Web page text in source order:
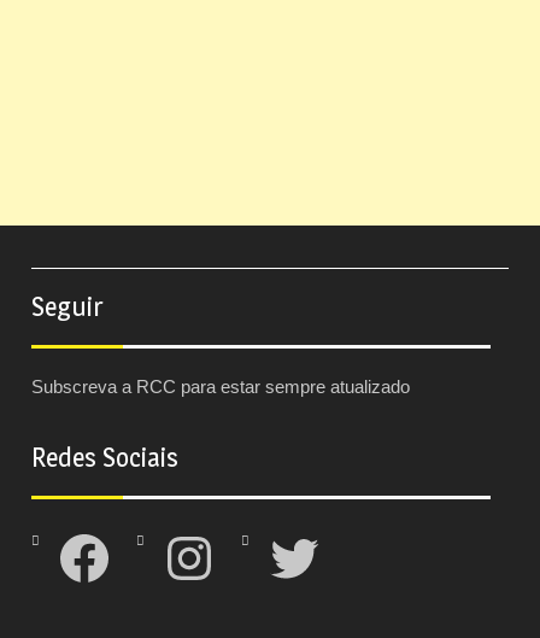
Seguir
Subscreva a RCC para estar sempre atualizado
Redes Sociais
Facebook Instagram Twitter